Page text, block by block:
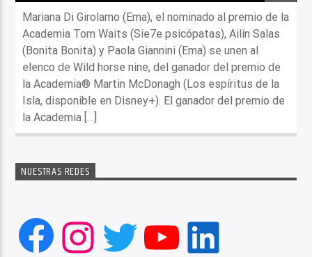
Mariana Di Girolamo (Ema), el nominado al premio de la
Academia Tom Waits (Sie7e psicópatas), Ailín Salas
(Bonita Bonita) y Paola Giannini (Ema) se unen al
elenco de Wild horse nine, del ganador del premio de
la Academia® Martin McDonagh (Los espíritus de la
Isla, disponible en Disney+). El ganador del premio de
la Academia […]
NUESTRAS REDES
Facebook
Instagram
Twitter
YouTube
LinkedIn